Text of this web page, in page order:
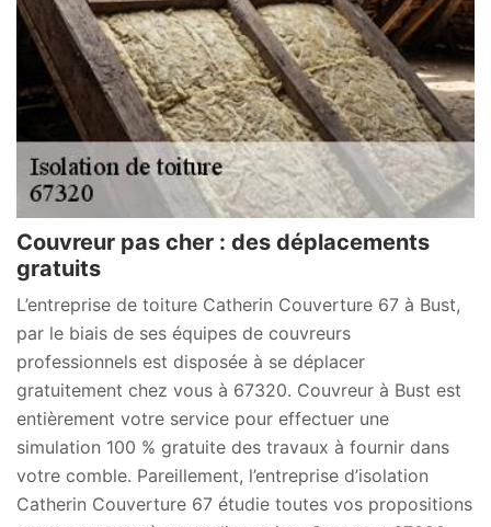
Couvreur pas cher : des déplacements
gratuits
L’entreprise de toiture Catherin Couverture 67 à Bust,
par le biais de ses équipes de couvreurs
professionnels est disposée à se déplacer
gratuitement chez vous à 67320. Couvreur à Bust est
entièrement votre service pour effectuer une
simulation 100 % gratuite des travaux à fournir dans
votre comble. Pareillement, l’entreprise d’isolation
Catherin Couverture 67 étudie toutes vos propositions